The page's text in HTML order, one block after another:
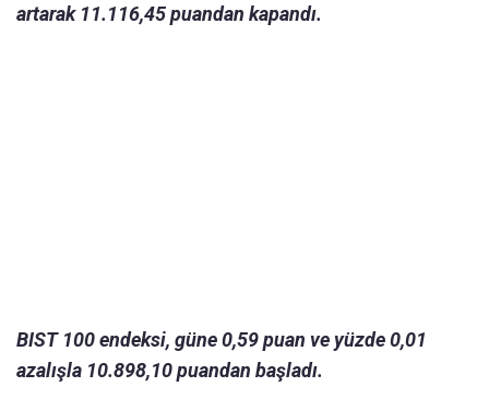
artarak 11.116,45 puandan kapandı.
BIST 100 endeksi, güne 0,59 puan ve yüzde 0,01
azalışla 10.898,10 puandan başladı.